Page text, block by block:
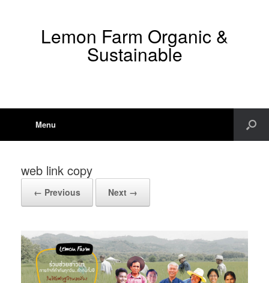
Lemon Farm Organic &
Sustainable
Menu
web link copy
← Previous Next →